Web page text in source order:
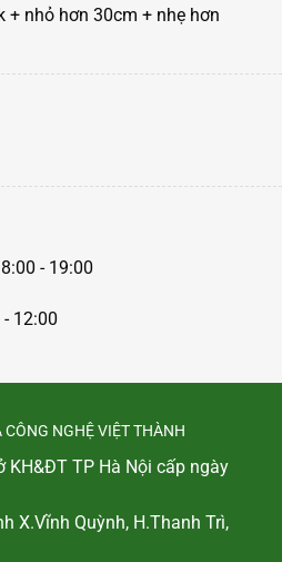
+ nhỏ hơn 30cm + nhẹ hơn
- 19:00
12:00
NGHỆ VIỆT THÀNH
KH&ĐT TP Hà Nội cấp ngày
X.Vĩnh Quỳnh, H.Thanh Trì,